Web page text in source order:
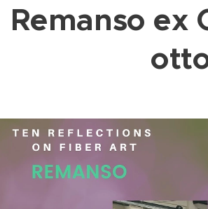
Remanso ex